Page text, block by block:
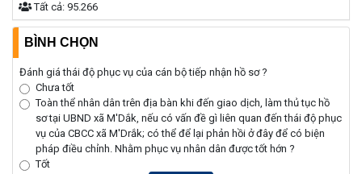
Tất cả: 95.266
BÌNH CHỌN
Đánh giá thái độ phục vụ của cán bộ tiếp nhận hồ sơ ?
Chưa tốt
Toàn thể nhân dân trên địa bàn khi đến giao dịch, làm thủ tục hồ
sơ tại UBND xã M'Dắk, nếu có vấn đề gì liên quan đến thái độ phục
vụ của CBCC xã M'Drắk; có thể để lại phản hồi ở đây để có biện
pháp điều chỉnh. Nhằm phục vụ nhân dân được tốt hớn ?
Tốt